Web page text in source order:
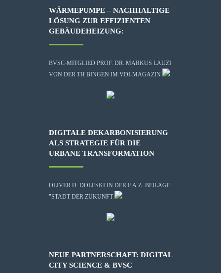
WÄRMEPUMPE – NACHHALTIGE
LÖSUNG ZUR EFFIZIENTEN
GEBÄUDEHEIZUNG:
BVSC-MITGLIED PROF. DR. MARKUS LAUZI
VON DER TH BINGEN IM VDI-MAGAZIN
DIGITALE DEKARBONISIERUNG
ALS STRATEGIE FÜR DIE
URBANE TRANSFORMATION
OLIVER D. DOLESKI IN DER F.A.Z.-BEILAGE
"STADT DER ZUKUNFT
NEUE PARTNERSCHAFT: DIGITAL
CITY SCIENCE & BVSC